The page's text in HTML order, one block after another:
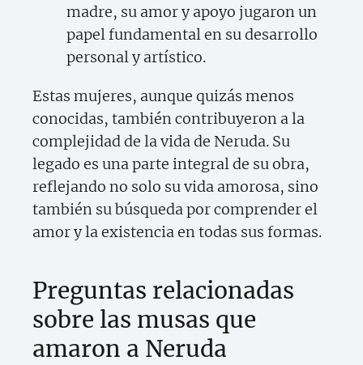
madre, su amor y apoyo jugaron un
papel fundamental en su desarrollo
personal y artístico.
Estas mujeres, aunque quizás menos
conocidas, también contribuyeron a la
complejidad de la vida de Neruda. Su
legado es una parte integral de su obra,
reflejando no solo su vida amorosa, sino
también su búsqueda por comprender el
amor y la existencia en todas sus formas.
Preguntas relacionadas
sobre las musas que
amaron a Neruda